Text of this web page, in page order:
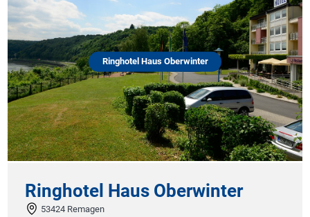
Ringhotel Haus Oberwinter
Haus Oberwinter
53424 Remagen